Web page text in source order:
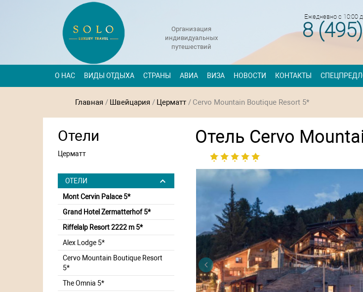
Организация
индивидуальных
путешествий
Ежедневно с 10:00
8
О НАС ВИДЫ ОТДЫХА СТРАНЫ АВИА ВИЗА НОВОСТИ КОНТАКТЫ
Главная / Швейцария / Церматт / Cervo Mountain Boutique Resort 5*
Отели
Церматт
ОТЕЛИ
Mont Cervin Palace 5*
Grand Hotel Zermatterhof 5*
Riffelalp Resort 2222 m 5*
Alex Lodge 5*
Cervo Mountain Boutique Resort
5*
The Omnia 5*
Отель Cervo